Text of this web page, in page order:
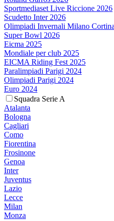
Sportmediaset Live Riccione 2026
Scudetto Inter 2026
Olimpiadi Invernali Milano
Super Bowl 2026
Eicma 2025
Mondiale per club 2025
EICMA Riding Fest 2025
Paralimpiadi Parigi 2024
Olimpiadi Parigi 2024
Euro 2024
Squadra Serie A
Atalanta
Bologna
Cagliari
Como
Fiorentina
Frosinone
Genoa
Inter
Juventus
Lazio
Lecce
Milan
Monza